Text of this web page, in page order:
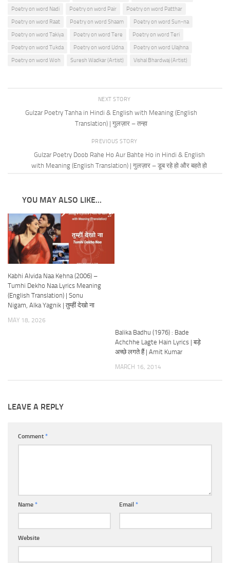
Poetry on word Nadi
Poetry on word Pair
Poetry on word Patthar
Poetry on word Raat
Poetry on word Shaam
Poetry on word Sun-na
Poetry on word Takiya
Poetry on word Tere
Poetry on word Teri
Poetry on word Tukda
Poetry on word Udna
Poetry on word Ulajhna
Poetry on word Woh
Suresh Wadkar (Artist) Vishal Bhardwaj (Artist)
NEXT STORY
Gulzar Poetry Tanha in Hindi & English with Meaning (English
Translation) | गुलज़ार – तन्हा
PREVIOUS STORY
Gulzar Poetry Doob Rahe Ho Aur Bahte Ho in Hindi & English
with Meaning (English Translation) | गुलज़ार – डूब रहे हो और बहते हो
YOU MAY ALSO LIKE...
Kabhi Alvida Naa Kehna (2006) –
Tumhi Dekho Naa Lyrics Meaning
(English Translation) | Sonu
Nigam, Alka Yagnik | तुम्हीं देखो ना
MAY 18, 2026
Balika Badhu (1976) : Bade
Achchhe Lagte Hain Lyrics | बड़े
अच्छे लगते हैं | Amit Kumar
MARCH 16, 2014
LEAVE A REPLY
Comment *
Name * Email *
Website